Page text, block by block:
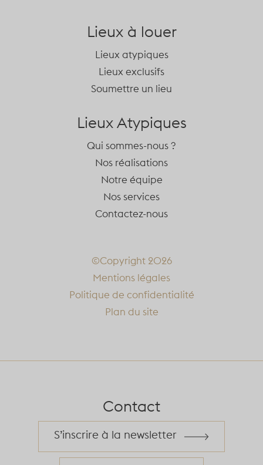
Lieux à louer
Lieux atypiques
Lieux exclusifs
Soumettre un lieu
Lieux Atypiques
Qui sommes-nous ?
Nos réalisations
Notre équipe
Nos services
Contactez-nous
©Copyright 2026
Mentions légales
Politique de confidentialité
Plan du site
Contact
S’inscrire à la newsletter